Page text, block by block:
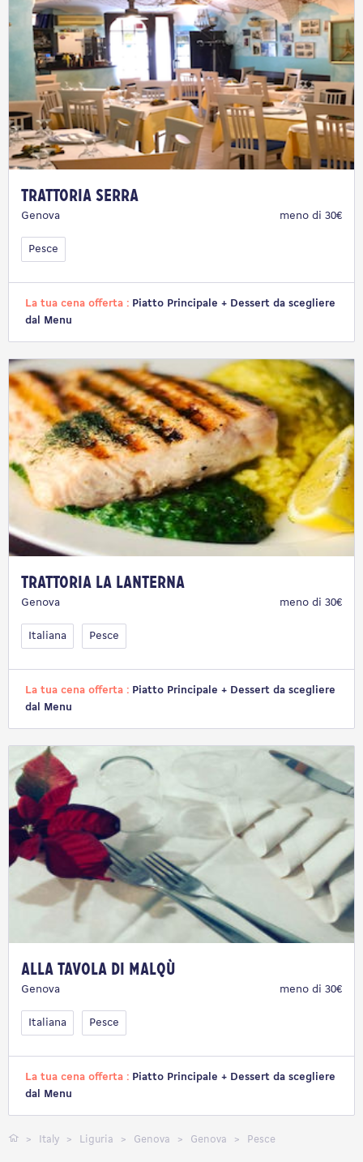
Trattoria Serra
Genova meno di 30€
Pesce
La tua cena offerta : Piatto Principale + Dessert da scegliere
dal Menu
Trattoria La Lanterna
Genova meno di 30€
Italiana Pesce
La tua cena offerta : Piatto Principale + Dessert da scegliere
dal Menu
Alla tavola di Malqù
Genova meno di 30€
Italiana Pesce
La tua cena offerta : Piatto Principale + Dessert da scegliere
dal Menu
Italy Liguria Genova Genova Pesce